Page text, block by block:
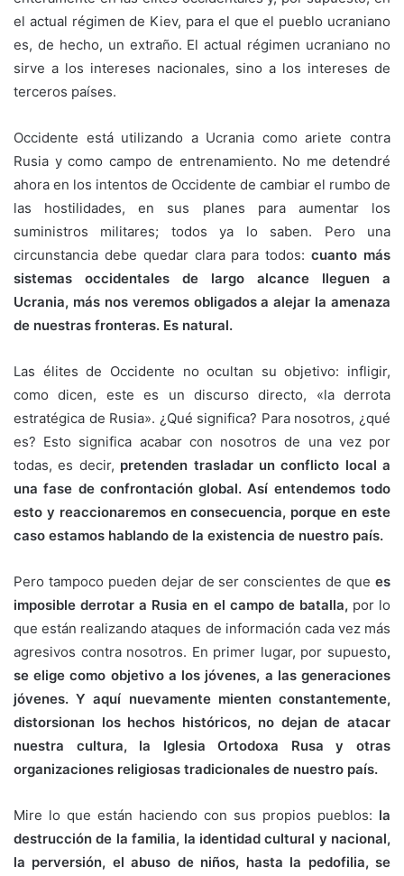
el actual régimen de Kiev, para el que el pueblo ucraniano
es, de hecho, un extraño. El actual régimen ucraniano no
sirve a los intereses nacionales, sino a los intereses de
terceros países.
Occidente está utilizando a Ucrania como ariete contra
Rusia y como campo de entrenamiento. No me detendré
ahora en los intentos de Occidente de cambiar el rumbo de
las hostilidades, en sus planes para aumentar los
suministros militares; todos ya lo saben. Pero una
circunstancia debe quedar clara para todos: cuanto más
sistemas occidentales de largo alcance lleguen a
Ucrania, más nos veremos obligados a alejar la amenaza
de nuestras fronteras. Es natural.
Las élites de Occidente no ocultan su objetivo: infligir,
como dicen, este es un discurso directo, «la derrota
estratégica de Rusia». ¿Qué significa? Para nosotros, ¿qué
es? Esto significa acabar con nosotros de una vez por
todas, es decir, pretenden trasladar un conflicto local a
una fase de confrontación global. Así entendemos todo
esto y reaccionaremos en consecuencia, porque en este
caso estamos hablando de la existencia de nuestro país.
Pero tampoco pueden dejar de ser conscientes de que es
imposible derrotar a Rusia en el campo de batalla, por lo
que están realizando ataques de información cada vez más
agresivos contra nosotros. En primer lugar, por supuesto,
se elige como objetivo a los jóvenes, a las generaciones
jóvenes. Y aquí nuevamente mienten constantemente,
distorsionan los hechos históricos, no dejan de atacar
nuestra cultura, la Iglesia Ortodoxa Rusa y otras
organizaciones religiosas tradicionales de nuestro país.
Mire lo que están haciendo con sus propios pueblos: la
destrucción de la familia, la identidad cultural y nacional,
la perversión, el abuso de niños, hasta la pedofilia, se